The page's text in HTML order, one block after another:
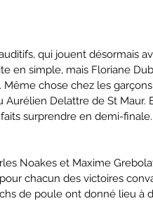
qui jouent désormais
en simple, mais Floriane
chose chez les
Delattre de St Maur.
surprendre en demi-finale..
Noakes et Maxime
chacun des victoires
de poule ont donné lieu à